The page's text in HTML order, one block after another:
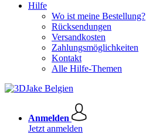
Hilfe
Wo ist meine Bestellung?
Rücksendungen
Versandkosten
Zahlungsmöglichkeiten
Kontakt
Alle Hilfe-Themen
Anmelden
Jetzt anmelden